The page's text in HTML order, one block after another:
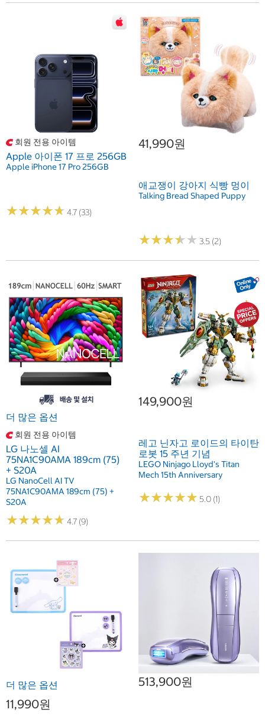
회원 전용 아이템
Apple 아이폰 17 프로 256GB
Apple iPhone 17 Pro 256GB
★★★★★
★★★★★ 4.7 (33)
41,990원
애교쟁이 강아지 식빵 멍이
Talking Bread Shaped Puppy
★★★★★
★★★★★ 3.5 (2)
더 많은 옵션
회원 전용 아이템
LG 나노셀 AI
75NA1C90AMA 189cm (75)
+ S20A
LG NanoCell AI TV
75NA1C90AMA 189cm (75) +
S20A
★★★★★
★★★★★ 4.7 (9)
149,900원
레고 닌자고 로이드의 타이탄
로봇 15 주년 기념
LEGO Ninjago Lloyd's Titan
Mech 15th Anniversary
★★★★★
★★★★★ 5.0 (1)
더 많은 옵션
11,990원
513,900원